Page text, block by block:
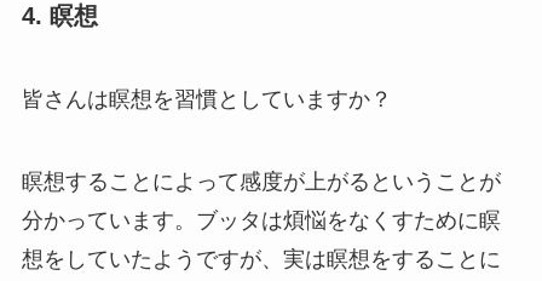
4. 瞑想
皆さんは瞑想を習慣としていますか？
瞑想することによって感度が上がるということが
分かっています。ブッタは煩悩をなくすために瞑
想をしていたようですが、実は瞑想をすることに